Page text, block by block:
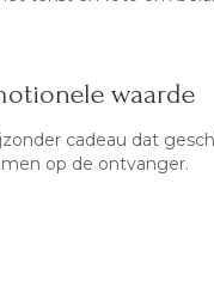
waarde
cadeau dat
op de ontvanger.